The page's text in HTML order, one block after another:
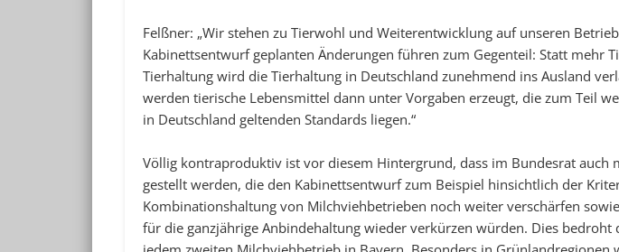
Felßner: „Wir stehen zu Tierwohl und Weiterentwicklung auf unseren
Kabinettsentwurf geplanten Änderungen führen zum Gegenteil: Statt mehr
Tierhaltung wird die Tierhaltung in Deutschland zunehmend ins Ausland
werden tierische Lebensmittel dann unter Vorgaben erzeugt, die zum Teil
in Deutschland geltenden Standards liegen.“
Völlig kontraproduktiv ist vor diesem Hintergrund, dass im Bundesrat auch
gestellt werden, die den Kabinettsentwurf zum Beispiel hinsichtlich der
Kombinationshaltung von Milchviehbetrieben noch weiter verschärfen
für die ganzjährige Anbindehaltung wieder verkürzen würden. Dies bedroht